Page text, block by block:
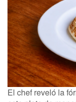
El chef reveló la